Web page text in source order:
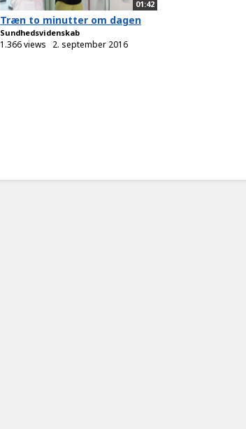
01:42
Træn to minutter om dagen
Sundhedsvidenskab
1.366 views 2. september 2016